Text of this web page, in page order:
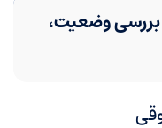
وضعیت،